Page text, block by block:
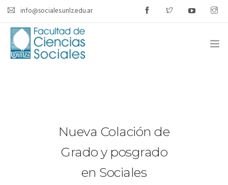
info@sociales.unlz.edu.ar
CALENDARIO ACADÉMICO
Nueva Colación de
Grado y posgrado
en Sociales